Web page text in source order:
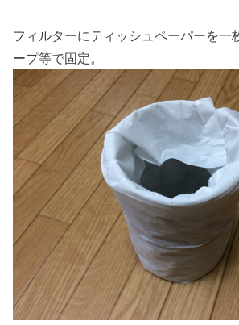
フィルターにティッシュペーパーを一
ープ等で固定。